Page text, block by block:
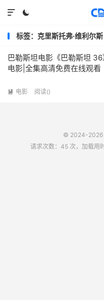


标签：克里斯托弗·维利尔斯
巴勒斯坦电影《巴勒斯坦 36
电影|全集高清免费在线观看
 电影 阅读()
© 2024-2026
请求次数：45 次，加载用